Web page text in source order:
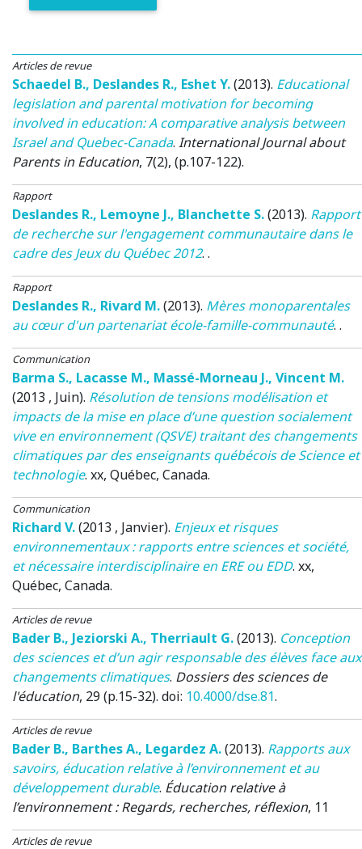
Articles de revue
Schaedel B., Deslandes R., Eshet Y.(2013). Educational
legislation and parental motivation for becoming
involved in education: A comparative analysis between
Israel and Quebec-Canada. International Journal about
Parents in Education, 7(2), (p.107-122).
Rapport
Deslandes R., Lemoyne J., Blanchette S.(2013). Rapport
de recherche sur l'engagement communautaire dans le
cadre des Jeux du Québec 2012. .
Rapport
Deslandes R., Rivard M.(2013). Mères monoparentales
au cœur d'un partenariat école-famille-communauté. .
Communication
Barma S., Lacasse M., Massé-Morneau J., Vincent M.
(2013 , Juin). Résolution de tensions modélisation et
impacts de la mise en place d’une question socialement
vive en environnement (QSVE) traitant des changements
climatiques par des enseignants québécois de Science et
technologie. xx, Québec, Canada.
Communication
Richard V.(2013 , Janvier). Enjeux et risques
environnementaux : rapports entre sciences et société,
et nécessaire interdisciplinaire en ERE ou EDD. xx,
Québec, Canada.
Articles de revue
Bader B., Jeziorski A., Therriault G.(2013). Conception
des sciences et d’un agir responsable des élèves face aux
changements climatiques. Dossiers des sciences de
l'éducation, 29 (p.15-32). doi: 10.4000/dse.81.
Articles de revue
Bader B., Barthes A., Legardez A.(2013). Rapports aux
savoirs, éducation relative à l’environnement et au
développement durable. Éducation relative à
l’environnement : Regards, recherches, réflexion, 11
Articles de revue